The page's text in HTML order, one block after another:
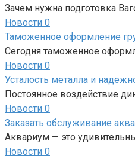
Зачем нужна подготовка
Новости 0
Таможенное оформление
Сегодня таможенное
Новости 0
Усталость металла и
Постоянное воздействие
Новости 0
Заказать обслуживание
Аквариум — это
Новости 0